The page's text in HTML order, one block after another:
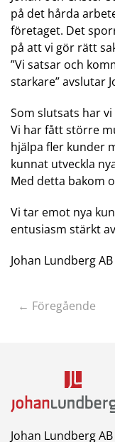
på det hårda
företaget. Det
på att vi gör rätt
”Vi satsar och
starkare” avslutar
Som slutsats har
Vi har fått större
hjälpa fler kunder
kunnat utveckla
Med detta bakom
Vi tar emot nya
entusiasm stärkt
Johan Lundberg
← Föregående
Johan Lundberg